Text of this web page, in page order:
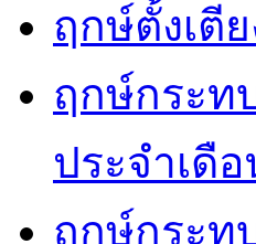
ฤกษ์ตั้งเตี
ฤกษ์กระท
ประจำเดื
ฤกษ์กระท